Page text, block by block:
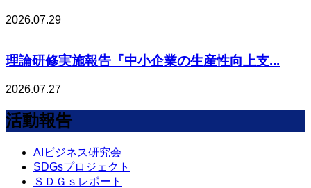
2026.07.29
理論研修実施報告『中小企業の生産性向上支...
2026.07.27
活動報告
AIビジネス研究会
SDGsプロジェクト
ＳＤＧｓレポート